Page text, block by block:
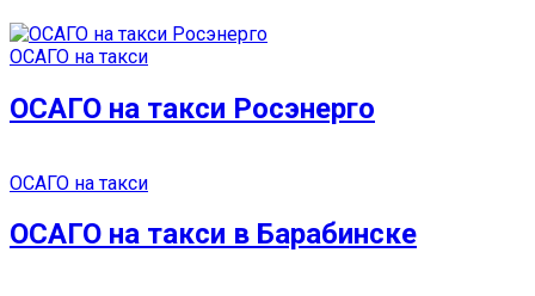
ОСАГО на такси
ОСАГО на такси Росэнерго
ОСАГО на такси
ОСАГО на такси в Барабинске